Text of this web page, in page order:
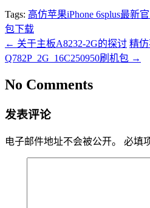
Tags: 高仿苹果iPhone 6splus最新
包下载
← 关于主板A8232-2G的探讨 精
Q782P_2G_16C250950刷机包 →
No Comments
发表评论
电子邮件地址不会被公开。 必填